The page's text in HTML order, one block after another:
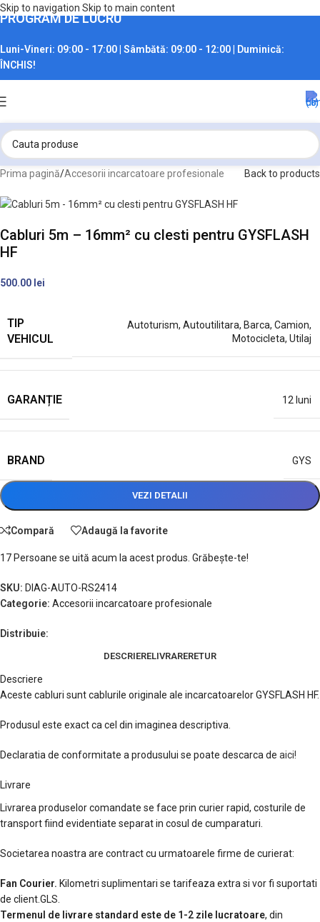
Skip to navigation Skip to main content
PROGRAM DE LUCRU
Luni-Vineri: 09:00 - 17:00 | Sâmbătă: 09:00 - 12:00 | Duminică:
ÎNCHIS!
Prima pagină/Accesorii incarcatoare profesionale Back to products
Cabluri 5m – 16mm² cu clesti pentru GYSFLASH
HF
500.00 lei
TIP
VEHICUL
Autoturism, Autoutilitara, Barca, Camion,
Motocicleta, Utilaj
GARANȚIE 12 luni
BRAND GYS
VEZI DETALII
Compară Adaugă la favorite
17 Persoane se uită acum la acest produs. Grăbește-te!
SKU: DIAG-AUTO-RS2414
Categorie: Accesorii incarcatoare profesionale
Distribuie:
DESCRIERELIVRARERETUR
Descriere
Aceste cabluri sunt cablurile originale ale incarcatoarelor GYSFLASH HF.
Produsul este exact ca cel din imaginea descriptiva.
Declaratia de conformitate a produsului se poate descarca de aici!
Livrare
Livrarea produselor comandate se face prin curier rapid, costurile de
transport fiind evidentiate separat in cosul de cumparaturi.
Societarea noastra are contract cu urmatoarele firme de curierat:
Fan Courier. Kilometri suplimentari se tarifeaza extra si vor fi suportati
de client.GLS.
Termenul de livrare standard este de 1-2 zile lucratoare, din